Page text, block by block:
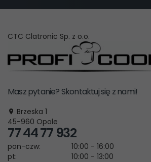
CTC Clatronic Sp. z o.o.
Masz pytanie? Skontaktuj się z nami!
Brzeska 1
45-960 Opole
77 44 77 932
pon-czw:
10:00 - 16:00
pt:
10:00 - 13:00